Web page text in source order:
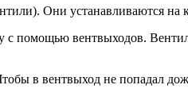
Они устанавливаются
помощью вентвыходов.
в вентвыход не попадал